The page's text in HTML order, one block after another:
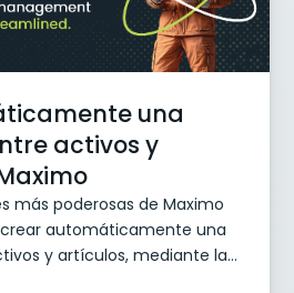
del entorno operativo.
una
activos y
más poderosas de Maximo
automáticamente una
y artículos, mediante la
a una orden de trabajo